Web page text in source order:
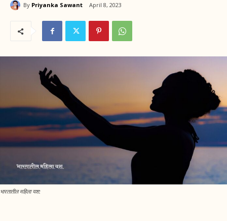
By Priyanka Sawant April 8, 2023
भारतातील महिला यश: